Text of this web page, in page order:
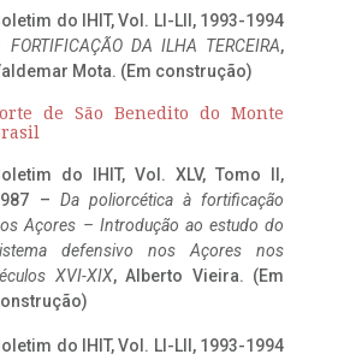
do IHIT, Vol. LI-LII, 1993-1994
FORTIFICAÇÃO DA ILHA TERCEIRA,
Mota. (Em construção)
de São Benedito do Monte
do IHIT, Vol. XLV, Tomo II,
– Da poliorcética à fortificação
Açores – Introdução ao estudo do
defensivo nos Açores nos
XVI-XIX, Alberto Vieira. (Em
do IHIT, Vol. LI-LII, 1993-1994